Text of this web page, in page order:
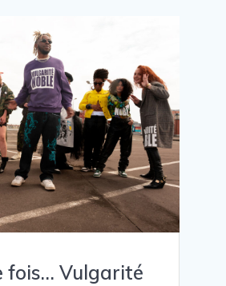
fois… Vulgarité